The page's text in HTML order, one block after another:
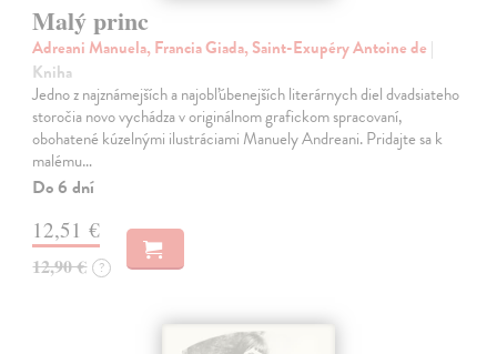
Malý princ
Adreani Manuela, Francia Giada, Saint-Exupéry Antoine de |
Kniha
Jedno z najznámejších a najobľúbenejších literárnych diel dvadsiateho
storočia novo vychádza v originálnom grafickom spracovaní,
obohatené kúzelnými ilustráciami Manuely Andreani. Pridajte sa k
malému…
Do 6 dní
12,51 €
12,90 € ?